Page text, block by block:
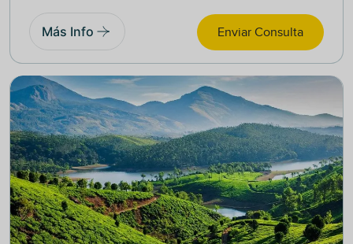
Más Info Enviar Consulta